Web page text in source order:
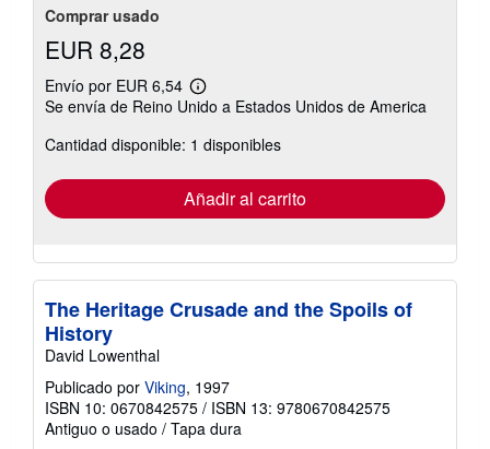
Comprar usado
EUR 8,28
Envío por EUR 6,54
Más
información
las
tarifas
envío
Se envía de Reino Unido a Estados Unidos de America
Cantidad disponible: 1 disponibles
Añadir al carrito
The Heritage Crusade and the Spoils of
History
David Lowenthal
Publicado por Viking, 1997
ISBN 10: 0670842575 / ISBN 13: 9780670842575
Antiguo o usado / Tapa dura